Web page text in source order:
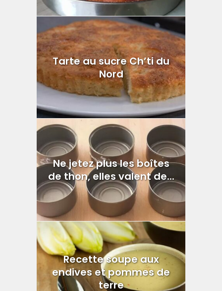
Tarte au sucre Ch’ti du
Nord
Ne jetez plus les boîtes
de thon, elles valent de...
Recette soupe aux
endives et pommes de
terre